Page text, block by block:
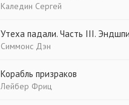
Каледин Сергей
Утеха падали. Часть III.
Симмонс Дэн
Корабль призраков
Лейбер Фриц